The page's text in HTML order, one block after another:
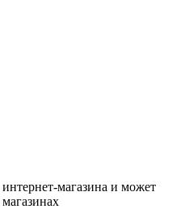
магазина и может